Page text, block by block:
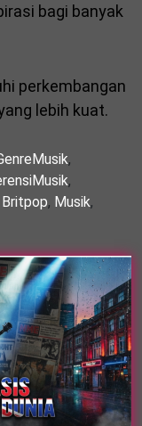
bagi banyak
perkembangan
lebih kuat.
,
,
Britpop, Musik,